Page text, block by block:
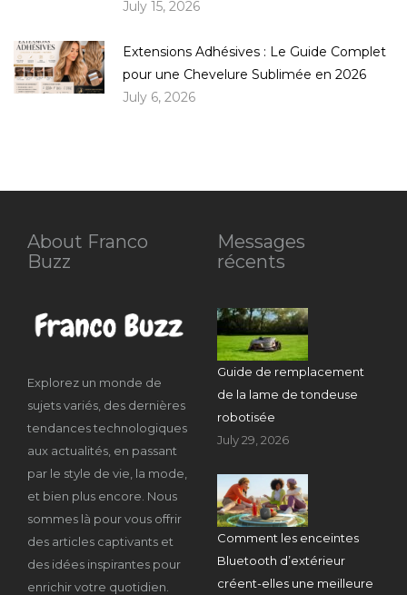
July 15, 2026
Extensions Adhésives : Le Guide Complet
pour une Chevelure Sublimée en 2026
July 6, 2026
About Franco
Buzz
Explorez un monde de
sujets variés, des dernières
tendances technologiques
aux actualités, en passant
par le style de vie, la mode,
et bien plus encore. Nous
sommes là pour vous offrir
des articles captivants et
des idées inspirantes pour
enrichir votre quotidien.
Messages
récents
Guide de remplacement
de la lame de tondeuse
robotisée
July 29, 2026
Comment les enceintes
Bluetooth d’extérieur
créent-elles une meilleure